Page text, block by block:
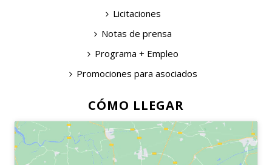
Licitaciones
Notas de prensa
Programa + Empleo
Promociones para asociados
CÓMO LLEGAR